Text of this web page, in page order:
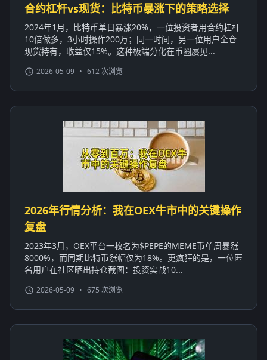
合约杠杆vs现货：比特币暴涨下的策略选择
2024年1月，比特币单日暴涨20%，一位投资者用合约杠杆
10倍做多，3小时操作200万；同一时间，另一位用户全仓
现货持有，收益仅15%。这种极端分化在币圈屡见...
2026-05-09 • 612 次浏览
2026年行情分析：我在OEX牛市中的关键操作
复盘
2023年3月，OEX平台一枚名为$PEPE的MEME币单周暴涨
8000%，而同期比特币涨幅仅为18%。更疯狂的是，一位匿
名用户在社区晒出持仓截图：投资实战10...
2026-05-09 • 675 次浏览